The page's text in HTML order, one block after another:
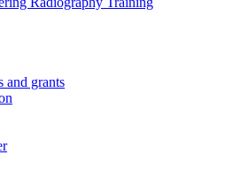
and grants